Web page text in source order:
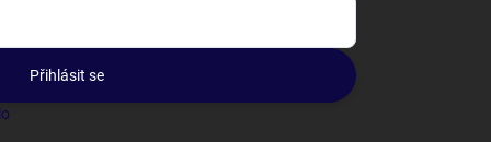
Přihlásit se